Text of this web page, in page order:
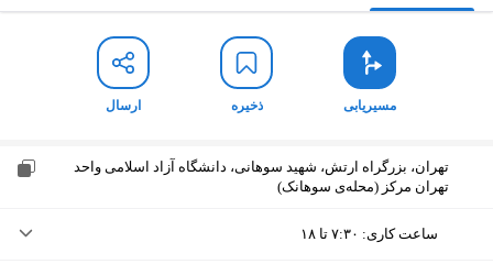
مسیریابی ذخیره ارسال
تهران، بزرگراه ارتش، شهید سوهانی، دانشگاه آزاد اسلامی واحد
تهران مرکز (محله‌ی سوهانک)
ساعت کاری: ۷:۳۰ تا ۱۸